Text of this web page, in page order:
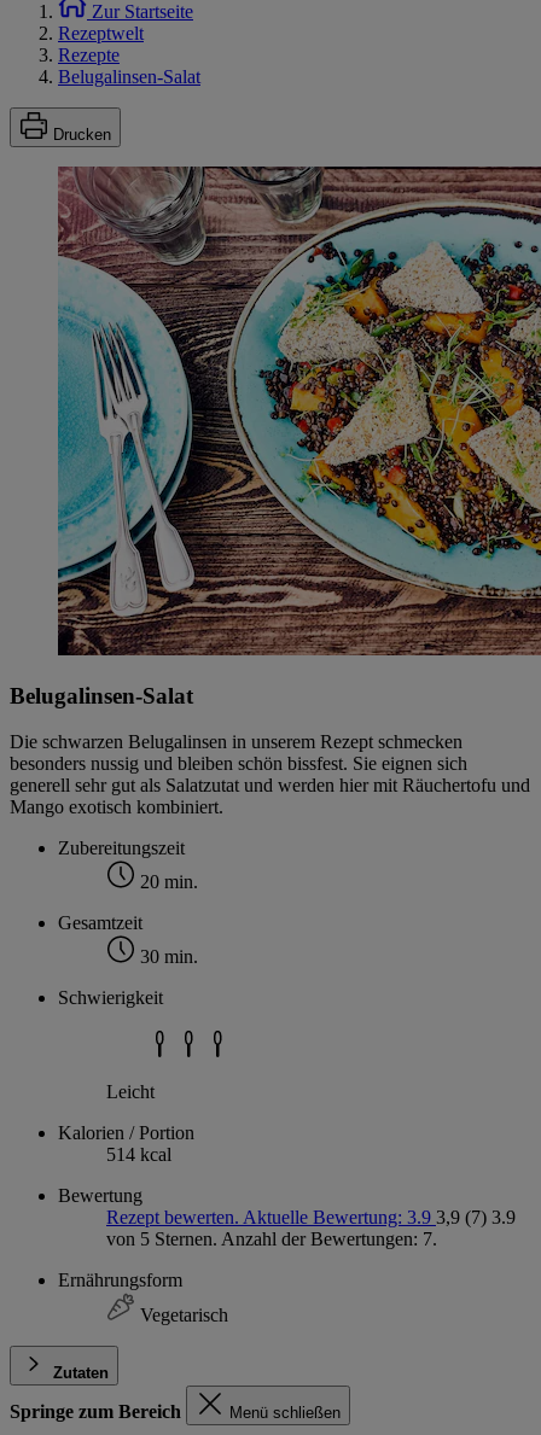
Zur Startseite
Rezeptwelt
Rezepte
Belugalinsen-Salat
Drucken
Belugalinsen-Salat
Die schwarzen Belugalinsen in unserem Rezept schmecken
besonders nussig und bleiben schön bissfest. Sie eignen sich
generell sehr gut als Salatzutat und werden hier mit Räuchertofu und
Mango exotisch kombiniert.
Zubereitungszeit
20 min.
Gesamtzeit
30 min.
Schwierigkeit
Leicht
Kalorien / Portion
514 kcal
Bewertung
Rezept bewerten. Aktuelle Bewertung: 3.9 3,9 (7) 3.9
von 5 Sternen. Anzahl der Bewertungen: 7.
Ernährungsform
Vegetarisch
Zutaten
Springe zum Bereich Menü schließen